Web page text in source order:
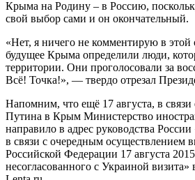
Крыма на Родину – в Россию,
свой выбор сами и он окончательный.
«Нет, я ничего не комментирую в этой
будущее Крыма определили люди,
территории. Они проголосовали за
Всё! Точка!», — твердо отрезал
Напомним, что ещё 17 августа, в
Путина в Крым Министерство
направило в адрес руководства
в связи с очередным осуществлением
Российской Федерации 17 августа
несогласованного с Украиной